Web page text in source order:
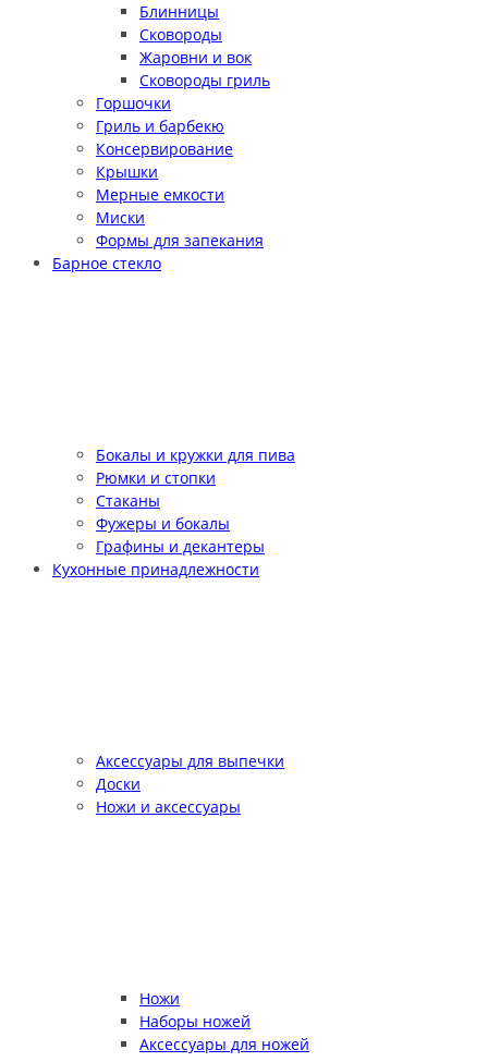
Блинницы
Сковороды
Жаровни и вок
Сковороды гриль
Горшочки
Гриль и барбекю
Консервирование
Крышки
Мерные емкости
Миски
Формы для запекания
Барное стекло
Бокалы и кружки для пива
Рюмки и стопки
Стаканы
Фужеры и бокалы
Графины и декантеры
Кухонные принадлежности
Аксессуары для выпечки
Доски
Ножи и аксессуары
Ножи
Наборы ножей
Аксессуары для ножей